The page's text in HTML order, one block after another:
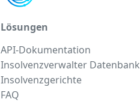
Lösungen
API-Dokumentation
Insolvenzverwalter Datenbank
Insolvenzgerichte
FAQ